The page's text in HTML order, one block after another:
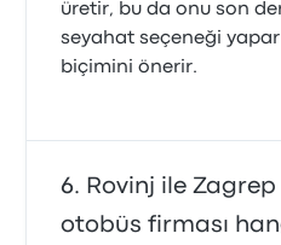
üretir, bu da onu son
seyahat seçeneği yapar
biçimini önerir.
Rovinj ile
otobüs firması